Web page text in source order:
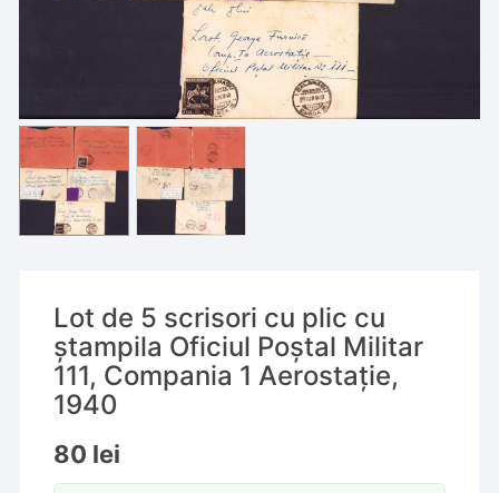
Lot de 5 scrisori cu plic cu
ștampila Oficiul Poștal Militar
111, Compania 1 Aerostație,
1940
80 lei